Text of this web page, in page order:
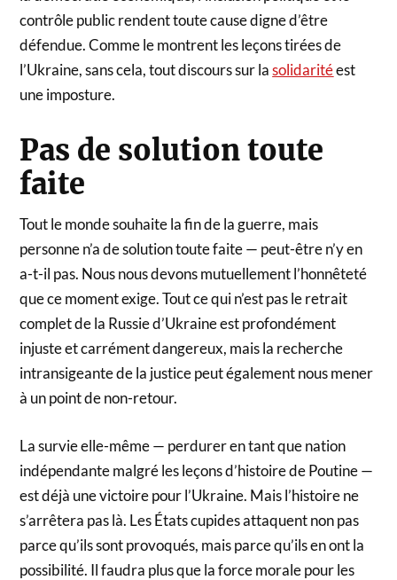
contrôle public rendent toute cause digne d’être
défendue. Comme le montrent les leçons tirées de
l’Ukraine, sans cela, tout discours sur lasolidaritéest
une imposture.
Pas de solution toute
faite
Tout le monde souhaite la fin de la guerre, mais
personne n’a de solution toute faite — peut-être n’y en
a-t-il pas. Nous nous devons mutuellement l’honnêteté
que ce moment exige. Tout ce qui n’est pas le retrait
complet de la Russie d’Ukraine est profondément
injuste et carrément dangereux, mais la recherche
intransigeante de la justice peut également nous mener
à un point de non-retour.
La survie elle-même — perdurer en tant que nation
indépendante malgré les leçons d’histoire de Poutine —
est déjà une victoire pour l’Ukraine. Mais l’histoire ne
s’arrêtera pas là. Les États cupides attaquent non pas
parce qu’ils sont provoqués, mais parce qu’ils en ont la
possibilité. Il faudra plus que la force morale pour les